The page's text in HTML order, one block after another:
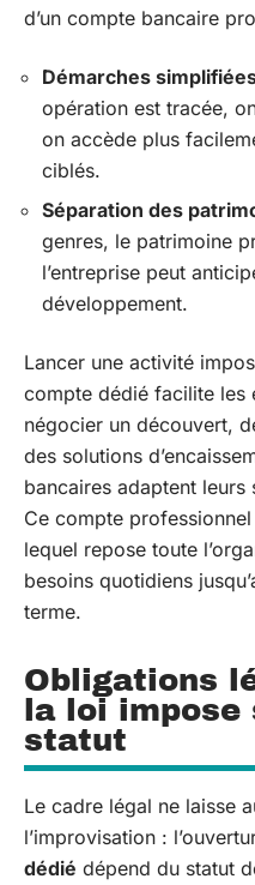
d’un compte bancaire
Démarches
opération est tracée,
on accède plus
ciblés.
Séparation des
genres, le patrimoine
l’entreprise peut
développement.
Lancer une activité
compte dédié facilite les
négocier un découvert,
des solutions
bancaires adaptent leurs
Ce compte
lequel repose toute
besoins quotidiens
terme.
Obligations
la loi impose
statut
Le cadre légal ne laisse
l’improvisation :
dédié dépend du statut